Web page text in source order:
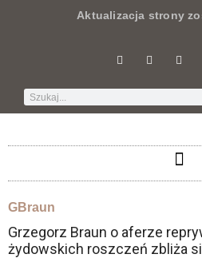
Aktualizacja strony
GBraun
Grzegorz Braun o aferze
żydowskich roszczeń zbliża